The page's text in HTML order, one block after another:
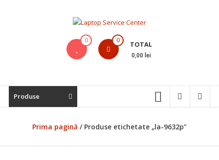
Bistrita,
Service
Laptop,
Reparatii
Notebook-
0 0 TOTAL
0,00 lei
Produse
Prima pagină / Produse etichetate „la-9632p”